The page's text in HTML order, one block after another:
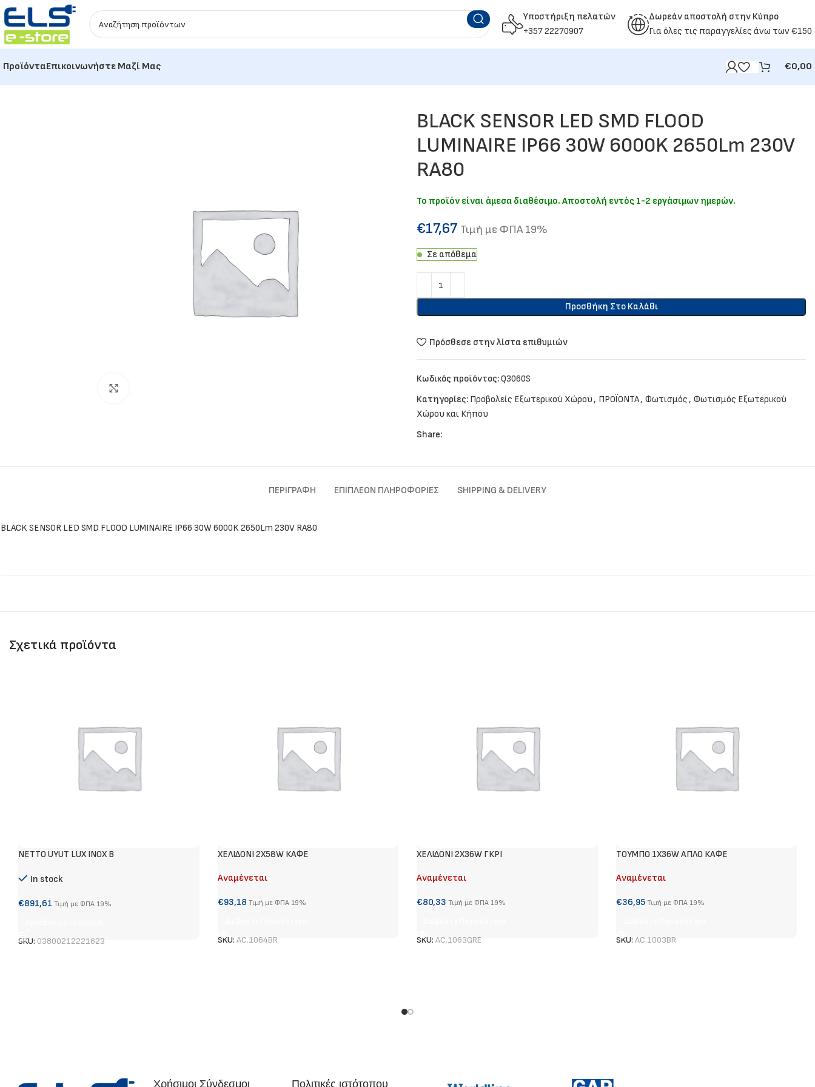
Υποστήριξη πελατών
+357 22270907
Δωρεάν αποστολή στην Κύπρο
Για όλες τις παραγγελίες άνω των €150
ΠροϊόνταΕπικοινωνήστε Μαζί Μας €0,00
BLACK SENSOR LED SMD FLOOD
LUMINAIRE IP66 30W 6000K 2650Lm 230V
RA80
Το προϊόν είναι άμεσα διαθέσιμο. Αποστολή εντός 1-2 εργάσιμων ημερών.
€17,67 Τιμή με ΦΠΑ 19%
Σε απόθεμα
Προσθήκη Στο Καλάθι
Πρόσθεσε στην λίστα επιθυμιών
Κωδικός προϊόντος:Q3060S
Κατηγορίες: Προβολείς Εξωτερικού Χώρου, ΠΡΟΪΟΝΤΑ, Φωτισμός, Φωτισμός Εξωτερικού
Χώρου και Κήπου
Share:
ΠΕΡΙΓΡΑΦΉ ΕΠΙΠΛΈΟΝ ΠΛΗΡΟΦΟΡΊΕΣ SHIPPING & DELIVERY
BLACK SENSOR LED SMD FLOOD LUMINAIRE IP66 30W 6000K 2650Lm 230V RA80
Σχετικά προϊόντα
NETTO UYUT LUX INOX B
In stock
€891,61 Τιμή με ΦΠΑ 19%
SKU: 03800212221623
ΧΕΛΙΔΟΝΙ 2X58W ΚΑΦΕ
Αναμένεται
€93,18 Τιμή με ΦΠΑ 19%
SKU: AC.1064BR
ΧΕΛΙΔΟΝΙ 2Χ36W ΓΚΡΙ
Αναμένεται
€80,33 Τιμή με ΦΠΑ 19%
SKU: AC.1063GRE
ΤΟΥΜΠΟ 1Χ36W ΑΠΛΟ ΚΑΦΕ
Αναμένεται
€36,95 Τιμή με ΦΠΑ 19%
SKU: AC.1003BR
Χρήσιμοι Σύνδεσμοι Πολιτικές ιστότοπου